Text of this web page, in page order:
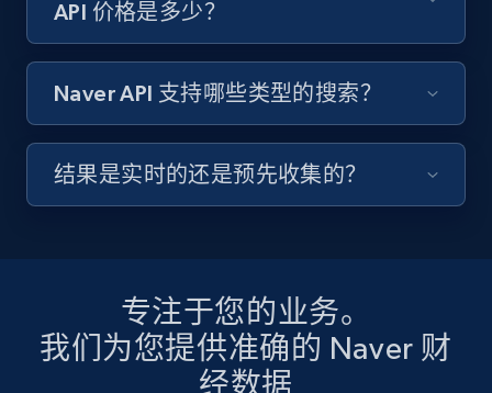
API 价格是多少？
Naver API 支持哪些类型的搜索？
结果是实时的还是预先收集的？
专注于您的业务。
我们为您提供准确的 Naver 财
经数据